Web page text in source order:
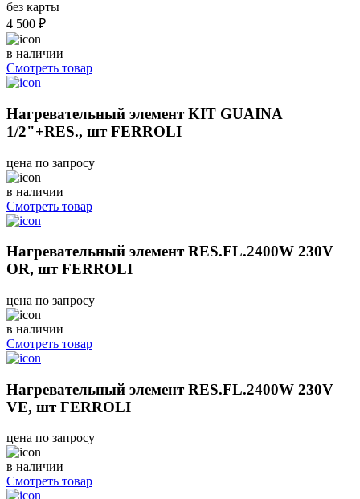
без карты
4 500 ₽
в наличии
Смотреть товар
Нагревательный элемент KIT GUAINA
1/2"+RES., шт FERROLI
цена по запросу
в наличии
Смотреть товар
Нагревательный элемент RES.FL.2400W 230V
OR, шт FERROLI
цена по запросу
в наличии
Смотреть товар
Нагревательный элемент RES.FL.2400W 230V
VE, шт FERROLI
цена по запросу
в наличии
Смотреть товар